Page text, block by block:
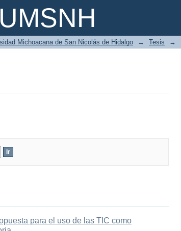
Michoacana de San Nicolás de Hidalgo → Tesis →
para el uso de las TIC como